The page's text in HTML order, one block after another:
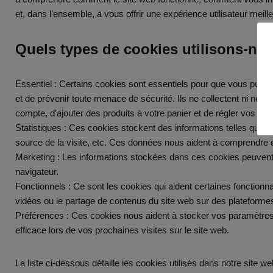
et, dans l’ensemble, à vous offrir une expérience utilisateur
Quels types de cookies utilisons-
Essentiel : Certains cookies sont essentiels pour que vous
et de prévenir toute menace de sécurité. Ils ne collectent ni ne
compte, d’ajouter des produits à votre panier et de régler vos
Statistiques : Ces cookies stockent des informations telles que
source de la visite, etc. Ces données nous aident à
Marketing : Les informations stockées dans ces cookies
navigateur.
Fonctionnels : Ce sont les cookies qui aident certaines
vidéos ou le partage de contenus du site web sur des
Préférences : Ces cookies nous aident à stocker vos
efficace lors de vos prochaines visites sur le site web.
La liste ci-dessous détaille les cookies utilisés dans notre site